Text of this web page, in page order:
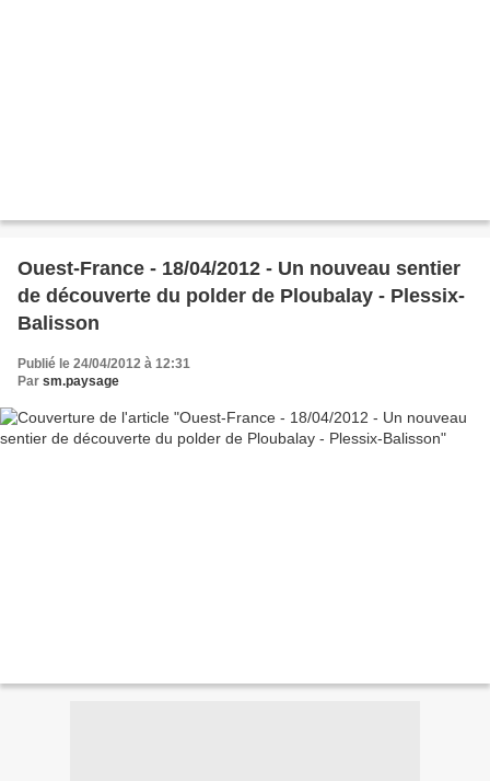
Ouest-France - 18/04/2012 - Un nouveau sentier
de découverte du polder de Ploubalay - Plessix-
Balisson
Publié le 24/04/2012 à 12:31
Par sm.paysage